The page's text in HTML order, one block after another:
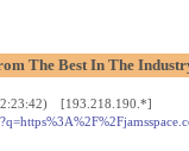
The Best In The
[193.218.190.*]